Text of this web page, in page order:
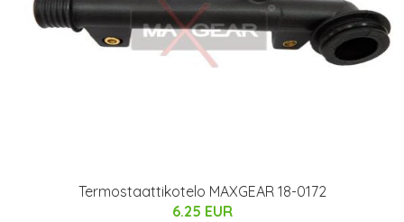
Termostaattikotelo MAXGEAR 18-0172
6.25 EUR